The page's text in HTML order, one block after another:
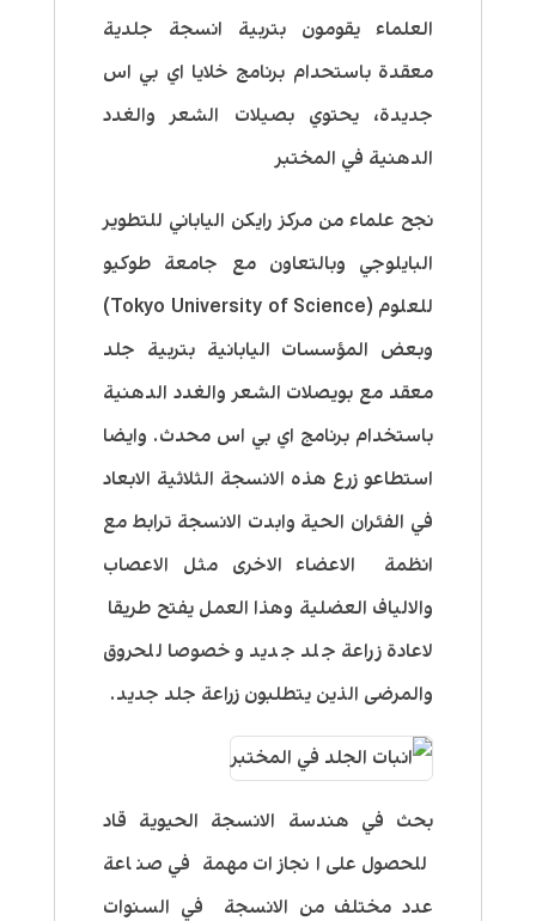
العلماء يقومون بتربية انسجة جلدية
معقدة باستحدام برنامج خلايا اي بي اس
جديدة، يحتوي بصيلات الشعر والغدد
الدهنية في المختبر
نجح علماء من مركز رايكن الياباني للتطوير
البايلوجي وبالتعاون مع جامعة طوكيو
للعلوم (Tokyo University of Science)
وبعض المؤسسات اليابانية بتربية جلد
معقد مع بويصلات الشعر والغدد الدهنية
باستخدام برنامج اي بي اس محدث. وايضا
استطاعو زرع هذه الانسجة الثلاثية الابعاد
في الفئران الحية وابدت الانسجة ترابط مع
انظمة الاعضاء الاخرى مثل الاعصاب
والالياف العضلية وهذا العمل يفتح طريقا
لاعادة زراعة جلد جديد وخصوصا للحروق
والمرضى الذين يتطلبون زراعة جلد جديد.
بحث في هندسة الانسجة الحيوية قاد
للحصول على انجازات مهمة في صناعة
عدد مختلف من الانسجة في السنوات